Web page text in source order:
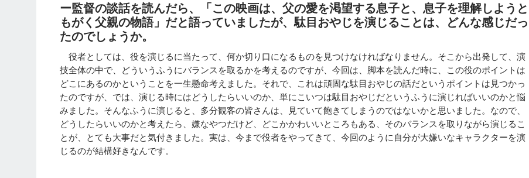
ー監督の談話を読んだら、「この映画は、父の愛を渇望する息子と、息子を理解しようと
もがく父親の物語」だと語っていましたが、駄目おやじを演じることは、どんな感じだっ
たのでしょうか。
役者としては、役を演じるに当たって、何か切り口になるものを見つけなければなりません。そこから出発して、演
技全体の中で、どういうふうにバランスを取るかを考えるのですが、今回は、脚本を読んだ時に、この役のポイントは
どこにあるのかということを一生懸命考えました。それで、これは頑固な駄目おやじの話だというポイントは見つかっ
たのですが、では、演じる時にはどうしたらいいのか、単にこいつは駄目おやじだというふうに演じればいいのかと悩
みました。そんなふうに演じると、多分観客の皆さんは、見ていて飽きてしまうのではないかと思いました。なので、
どうしたらいいのかと考えたら、嫌なやつだけど、どこかかわいいところもある、そのバランスを取りながら演じるこ
とが、とても大事だと気付きました。実は、今まで役者をやってきて、今回のように自分が大嫌いなキャラクターを演
じるのが結構好きなんです。